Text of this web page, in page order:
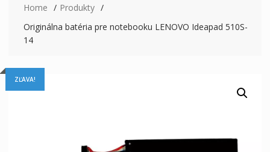
Home
Produkty
Originálna batéria pre notebooku LENOVO Ideapad 510S-
14
ZĽAVA!